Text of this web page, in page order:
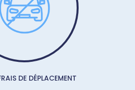
DE DÉPLACEMENT